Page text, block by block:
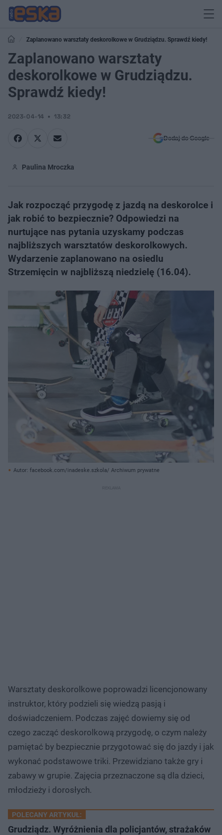
Zaplanowano warsztaty deskorolkowe w Grudziądzu. Sprawdź kiedy!
Zaplanowano warsztaty
deskorolkowe w Grudziądzu.
Sprawdź kiedy!
2023-04-14 13:32
Dodaj do Google
Paulina Mroczka
Jak rozpocząć przygodę z jazdą na deskorolce i
jak robić to bezpiecznie? Odpowiedzi na
nurtujące nas pytania uzyskamy podczas
najbliższych warsztatów deskorolkowych.
Wydarzenie zaplanowano na osiedlu
Strzemięcin w najbliższą niedzielę (16.04).
Autor: facebook.com/inadeske.szkola/ Archiwum prywatne
Warsztaty deskorolkowe poprowadzi licencjonowany
instruktor, który podzieli się wiedzą pasją i
doświadczeniem. Podczas zajęć dowiemy się od
czego zacząć deskorolkową przygodę, o czym należy
pamiętać by bezpiecznie przygotować się do jazdy i jak
wykonać podstawowe triki. Przewidziano także gry i
zabawy w grupie. Zajęcia przeznaczone są dla dzieci,
młodzieży i dorosłych.
POLECANY ARTYKUŁ:
Grudziądz. Wyróżnienia dla policjantów, strażaków